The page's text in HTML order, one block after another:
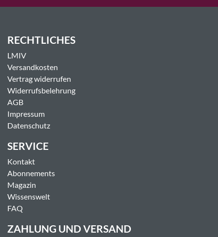
RECHTLICHES
LMIV
Versandkosten
Vertrag widerrufen
Widerrufsbelehrung
AGB
Impressum
Datenschutz
SERVICE
Kontakt
Abonnements
Magazin
Wissenswelt
FAQ
ZAHLUNG UND VERSAND